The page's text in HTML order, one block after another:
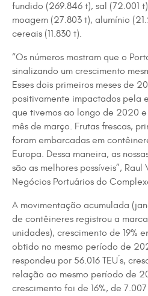
fundido (269.846 t), sal (72.001
moagem (27.803 t), alumínio
cereais (11.830 t).
“Os números mostram que o
sinalizando um crescimento
Esses dois primeiros meses de
positivamente impactados pela
que tivemos ao longo de 2020
mês de março. Frutas frescas,
foram embarcadas em
Europa. Dessa maneira, as
são as melhores possíveis”,
Negócios Portuários do
A movimentação acumulada
de contêineres registrou a marca
unidades), crescimento de 19%
obtido no mesmo período de
respondeu por 56.016 TEU´s,
relação ao mesmo período de
crescimento foi de 16%, de